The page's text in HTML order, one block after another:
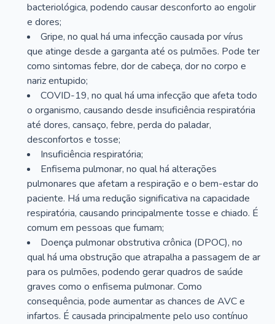
bacteriológica, podendo causar desconforto ao engolir
e dores;
Gripe, no qual há uma infecção causada por vírus
que atinge desde a garganta até os pulmões. Pode ter
como sintomas febre, dor de cabeça, dor no corpo e
nariz entupido;
COVID-19, no qual há uma infecção que afeta todo
o organismo, causando desde insuficiência respiratória
até dores, cansaço, febre, perda do paladar,
desconfortos e tosse;
Insuficiência respiratória;
Enfisema pulmonar, no qual há alterações
pulmonares que afetam a respiração e o bem-estar do
paciente. Há uma redução significativa na capacidade
respiratória, causando principalmente tosse e chiado. É
comum em pessoas que fumam;
Doença pulmonar obstrutiva crônica (DPOC), no
qual há uma obstrução que atrapalha a passagem de ar
para os pulmões, podendo gerar quadros de saúde
graves como o enfisema pulmonar. Como
consequência, pode aumentar as chances de AVC e
infartos. É causada principalmente pelo uso contínuo